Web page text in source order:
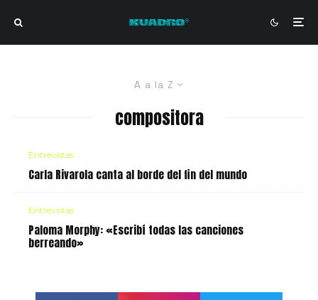
A a la Z
compositora
Entrevistas
Carla Rivarola canta al borde del fin del mundo
Entrevistas
Paloma Morphy: «Escribí todas las canciones
berreando»